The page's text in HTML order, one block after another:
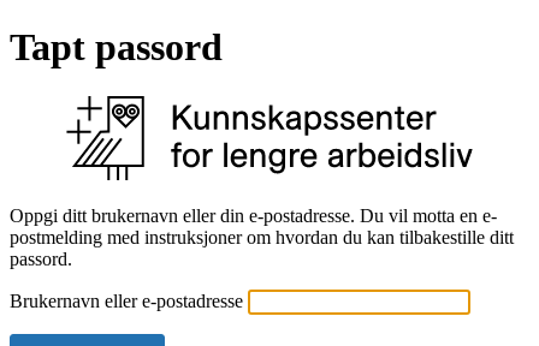
Tapt passord
Oppgi ditt brukernavn eller din e-postadresse. Du vil motta en e-
postmelding med instruksjoner om hvordan du kan tilbakestille ditt
passord.
Brukernavn eller e-postadresse